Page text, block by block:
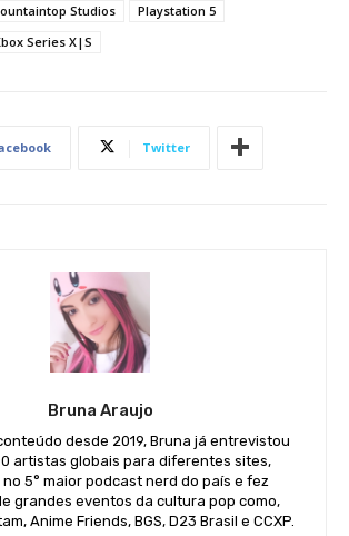
Studios
Playstation 5
Series X|S
Twitter
Bruna Araujo
desde 2019, Bruna já entrevistou
artistas globais para diferentes sites,
5° maior podcast nerd do país e fez
grandes eventos da cultura pop como,
Anime Friends, BGS, D23 Brasil e CCXP.